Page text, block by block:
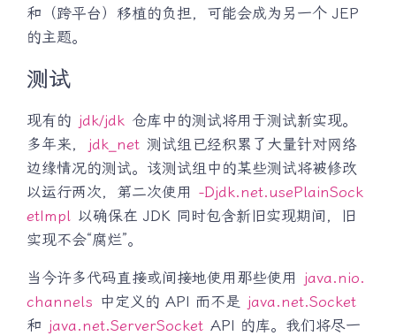
和（跨平台）移植的负担，可能会成为另一个 JEP
的主题。
测试
现有的 jdk/jdk 仓库中的测试将用于测试新实现。
多年来，
jdk_net 测试组已经积累了大量针对网络
边缘情况的测试。该测试组中的某些测试将被修改
以运行两次，第二次使用 -Djdk.net.usePlainSock
etImpl 以确保在 JDK 同时包含新旧实现期间，旧
实现不会“腐烂”。
当今许多代码直接或间接地使用那些使用 java.nio.
channels 中定义的 API 而不是 java.net.Socket
和 java.net.ServerSocket API 的库。我们将尽一